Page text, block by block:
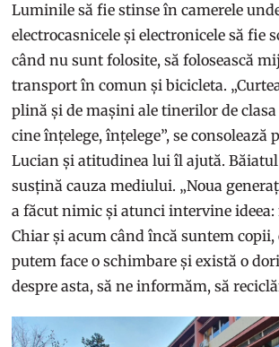
Luminile să fie stinse în camerele
electrocasnicele și electronicele să fie
când nu sunt folosite, să folosească
transport în comun și bicicleta.
plină și de mașini ale tinerilor de
cine înțelege, înțelege”, se consolează
Lucian și atitudinea lui îl ajută.
susțină cauza mediului. „Noua
a făcut nimic și atunci intervine ideea:
Chiar și acum când încă suntem
putem face o schimbare și există o
despre asta, să ne informăm, să